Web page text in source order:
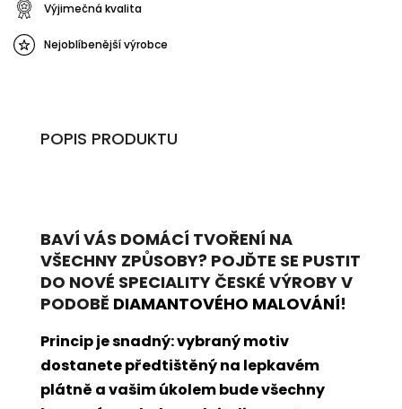
Výjimečná kvalita
Nejoblíbenější výrobce
POPIS PRODUKTU
BAVÍ VÁS DOMÁCÍ TVOŘENÍ NA
VŠECHNY ZPŮSOBY? POJĎTE SE PUSTIT
DO NOVÉ SPECIALITY ČESKÉ VÝROBY V
PODOBĚ DIAMANTOVÉHO MALOVÁNÍ!
Princip je snadný: vybraný motiv
dostanete předtištěný na lepkavém
plátně a vašim úkolem bude všechny